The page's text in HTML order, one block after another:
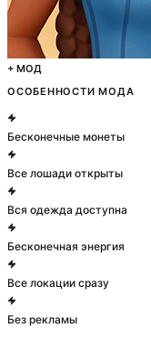
+ МОД
ОСОБЕННОСТИ МОДА
Бесконечные монеты
Все лошади открыты
Вся одежда доступна
Бесконечная энергия
Все локации сразу
Без рекламы